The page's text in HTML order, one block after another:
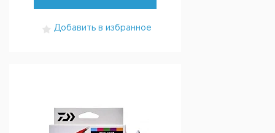
Добавить в избранное